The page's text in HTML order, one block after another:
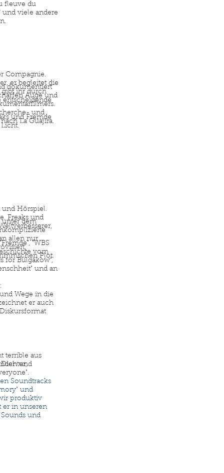
fleuve du
und viele andere
Compagnie.
er begleitet die
gibt ihr durch
und Fremde
und Hörspiel.
Freaks und
"WBS
vom
for Bulgakow",
und an
Wege in die
er auch
Soundtracks
und
produktiv
er in unseren
und
dokumentiert
Auge und
und
La Guajira.
unter dem
allen nur
Plot.
terrible aus
und